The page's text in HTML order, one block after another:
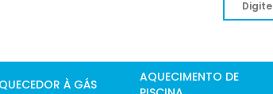
À GÁS
AQUECIMENTO DE